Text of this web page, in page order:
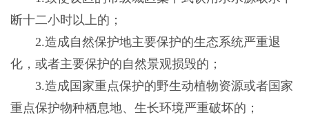
断十二小时以上的；
2.造成自然保护地主要保护的生态系统严重退
化，或者主要保护的自然景观损毁的；
3.造成国家重点保护的野生动植物资源或者国家
重点保护物种栖息地、生长环境严重破坏的；